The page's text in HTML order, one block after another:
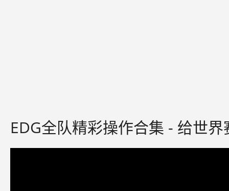
EDG全队精彩操作合集 - 给世